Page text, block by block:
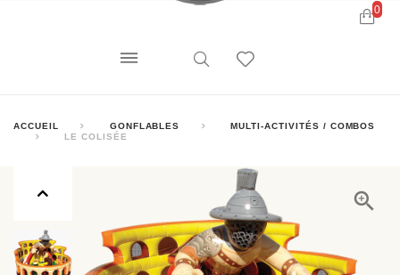
0
ACCUEIL GONFLABLES
MULTI-ACTIVITÉS / COMBOS
LE COLISÉE